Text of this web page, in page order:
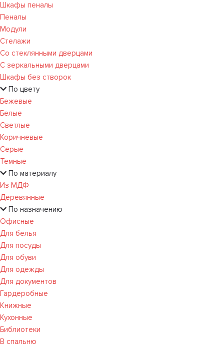
Шкафы пеналы
Пеналы
Модули
Стелажи
Со стеклянными дверцами
С зеркальными дверцами
Шкафы без створок
По цвету
Бежевые
Белые
Светлые
Коричневые
Серые
Темные
По материалу
Из МДФ
Деревянные
По назначению
Офисные
Для белья
Для посуды
Для обуви
Для одежды
Для документов
Гардеробные
Книжные
Кухонные
Библиотеки
В спальню